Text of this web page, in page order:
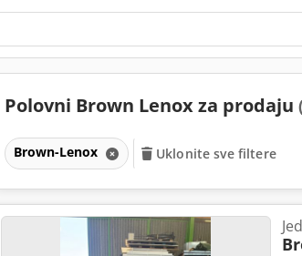
Polovni Brown Lenox za prodaju
Brown-Lenox Uklonite sve filtere